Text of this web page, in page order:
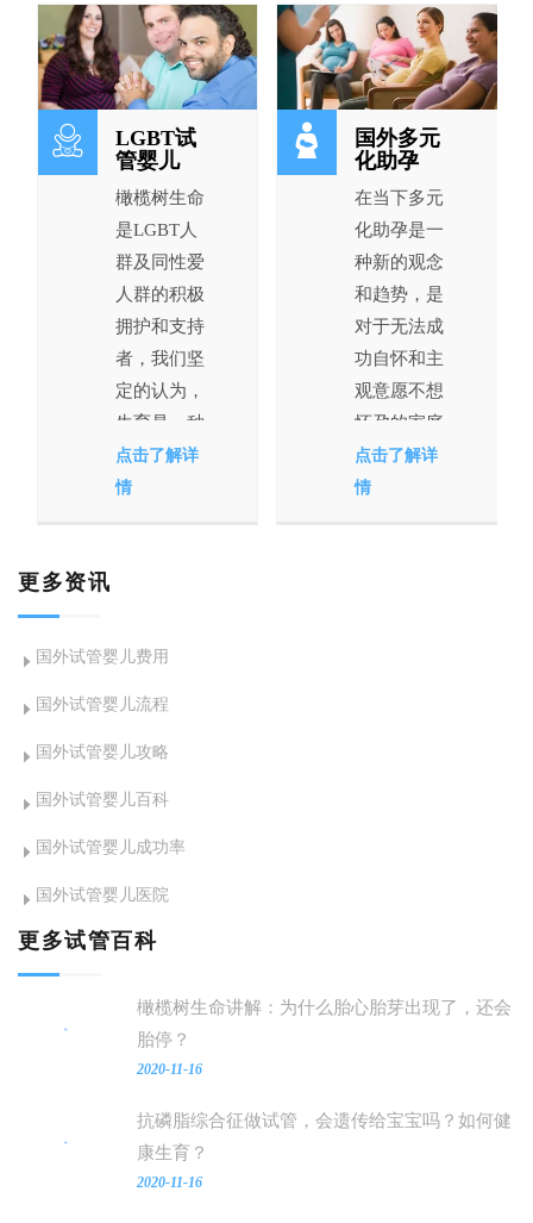
LGBT试
管婴儿
橄榄树生命
是LGBT人
群及同性爱
人群的积极
拥护和支持
者，我们坚
定的认为，
生育是一种
权利，因此
橄榄树生命
卵子银行，
爱的人群也
能拥有自己
点击了解详
情
国外多元
化助孕
在当下多元
化助孕是一
种新的观念
和趋势，是
对于无法成
功自怀和主
观意愿不想
怀孕的家庭
及个人提供
助孕帮助，
点击了解详
情
更多资讯
国外试管婴儿费用
国外试管婴儿流程
国外试管婴儿攻略
国外试管婴儿百科
国外试管婴儿成功率
国外试管婴儿医院
更多试管百科
橄榄树生命讲解：为什么胎心胎芽出现了，还会
胎停？
2020-11-16
抗磷脂综合征做试管，会遗传给宝宝吗？如何健
康生育？
2020-11-16